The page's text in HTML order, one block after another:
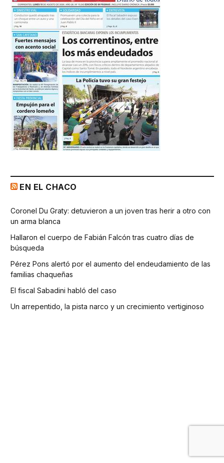
EN EL CHACO
Coronel Du Graty: detuvieron a un joven tras herir a otro con
un arma blanca
Hallaron el cuerpo de Fabián Falcón tras cuatro días de
búsqueda
Pérez Pons alertó por el aumento del endeudamiento de las
familias chaqueñas
El fiscal Sabadini habló del caso
Un arrepentido, la pista narco y un crecimiento vertiginoso